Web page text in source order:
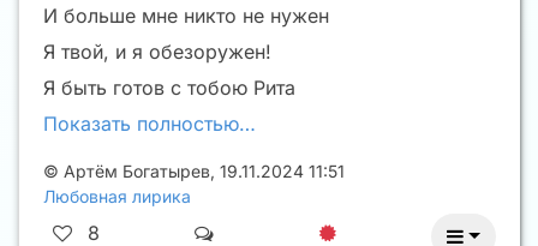
И больше мне никто не нужен
Я твой, и я обезоружен!
Я быть готов с тобою Рита
Показать полностью…
© Артём Богатырев, 19.11.2024 11:51
Любовная лирика
8